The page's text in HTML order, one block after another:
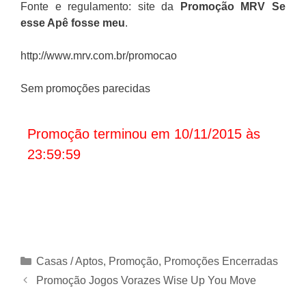
Fonte e regulamento: site da Promoção
MRV Se
esse Apê fosse meu.
http://www.mrv.com.br/promocao
Sem promoções parecidas
Promoção terminou em 10/11/2015 às
23:59:59
Categorias
Casas / Aptos, Promoção, Promoções Encerradas
Promoção Jogos Vorazes Wise Up You Move